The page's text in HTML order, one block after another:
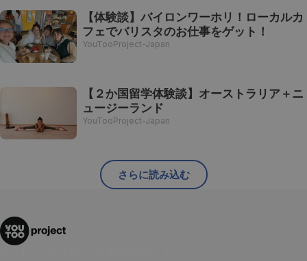
【体験談】バイロンワーホリ！ローカルカ
フェでバリスタのお仕事をゲット！
YouTooProject-Japan
【２か国留学体験談】オーストラリア＋ニ
ュージーランド
YouTooProject-Japan
さらに読み込む